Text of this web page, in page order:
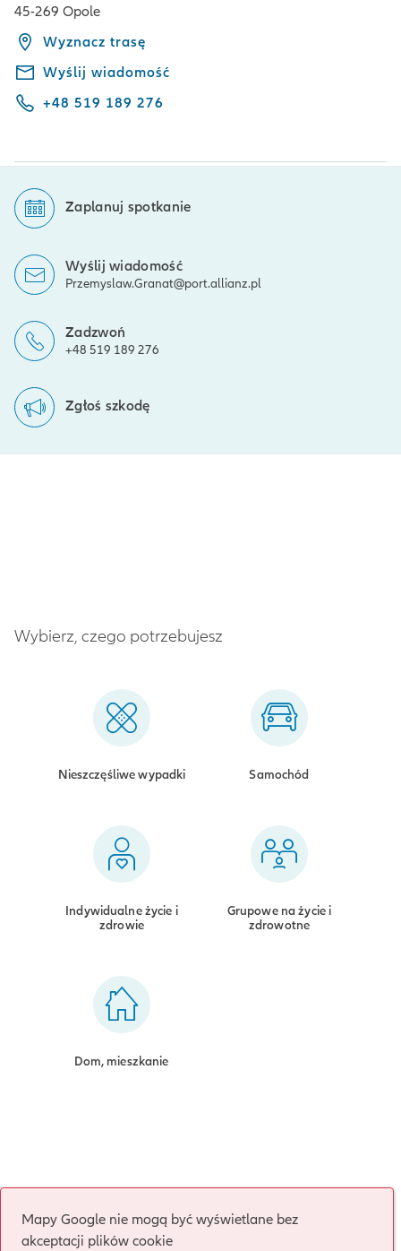
45-269 Opole
Wyznacz trasę
Wyślij wiadomość
+48 519 189 276
Zaplanuj spotkanie
Wyślij wiadomość
Przemyslaw.Granat@port.allianz.pl
Zadzwoń
+48 519 189 276
Zgłoś szkodę
Wybierz, czego potrzebujesz
Nieszczęśliwe wypadki Samochód
Indywidualne życie i
zdrowie
Grupowe na życie i
zdrowotne
Dom, mieszkanie
Mapy Google nie mogą być wyświetlane bez
akceptacji plików cookie